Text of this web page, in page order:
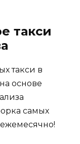
такси
такси в
основе
самых